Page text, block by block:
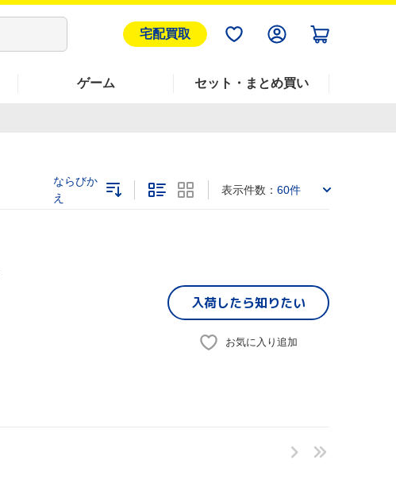
宅配買取
ゲーム セット・まとめ買い
ならびか
え
表示件数： 60件
入荷したら知りたい
お気に入り追加